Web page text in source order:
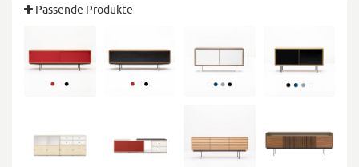
Passende Produkte